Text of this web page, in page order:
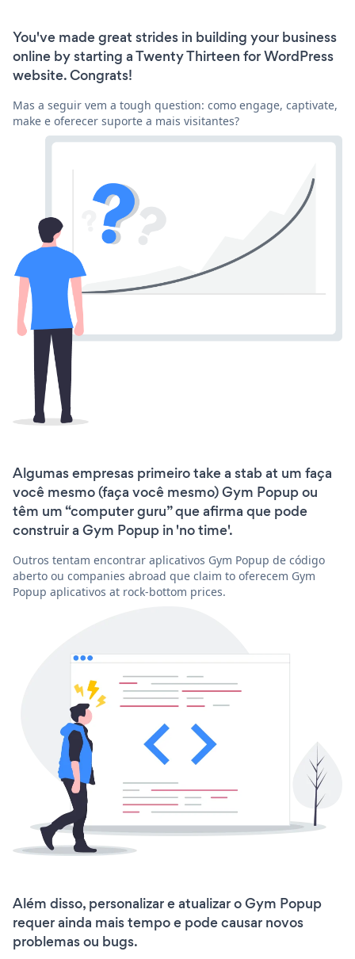
You've made great strides in building your business
online by starting a Twenty Thirteen for WordPress
website. Congrats!
Mas a seguir vem a tough question: como engage, captivate,
make e oferecer suporte a mais visitantes?
Algumas empresas primeiro take a stab at um faça
você mesmo (faça você mesmo) Gym Popup ou
têm um “computer guru” que afirma que pode
construir a Gym Popup in 'no time'.
Outros tentam encontrar aplicativos Gym Popup de código
aberto ou companies abroad que claim to oferecem Gym
Popup aplicativos at rock-bottom prices.
Além disso, personalizar e atualizar o Gym Popup
requer ainda mais tempo e pode causar novos
problemas ou bugs.